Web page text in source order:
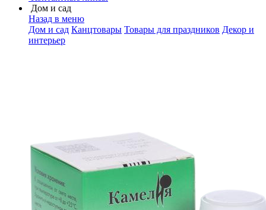
Дом и сад
Назад в меню
Дом и сад Канцтовары Товары для праздников Декор и
интерьер